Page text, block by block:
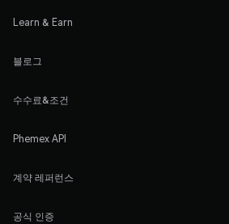
Learn & Earn
블로그
수수료&조건
Phemex API
계약 레퍼런스
공식 인증